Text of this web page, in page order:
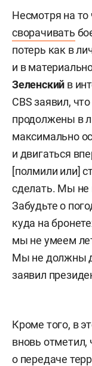
Несмотря на
сворачивать
потерь как в
и в
Зеленский в
СBS заявил,
продолжены в
максимально
и двигаться
[полмили или]
сделать. Мы не
Забудьте о
куда на
мы не умеем
Мы не должны
заявил
Кроме того, в
вновь отметил,
о передаче